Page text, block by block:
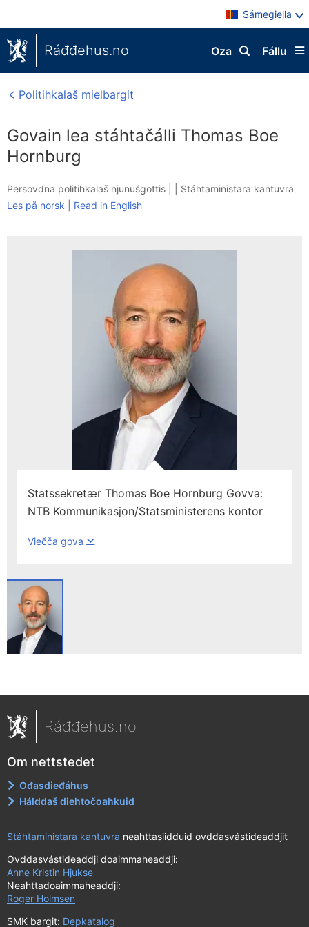
Sámegiella
Ráđđehus.no Fállu
Oza
Politihkalaš mielbargit
Govain lea stáhtačálli Thomas Boe
Hornburg
Persovdna politihkalaš njunušgottis |
Stáhtaministara kantuvra
Les på norsk
Read in English
Statssekretær Thomas Boe Hornburg Govva:
NTB Kommunikasjon/Statsministerens kontor
Viečča gova
Ráđđehus.no
Om nettstedet
Ođasdieđáhus
Hálddaš diehtočoahkuid
Stáhtaministara kantuvra neahttasiidduid ovddasvástideaddjit
Ovddasvástideaddji doaimmaheaddji:
Anne Kristin Hjukse
Neahttadoaimmaheaddji:
Roger Holmsen
SMK bargit: Depkatalog